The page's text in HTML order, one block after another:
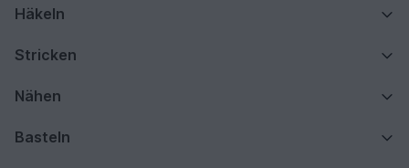
Häkeln
Stricken
Nähen
Basteln